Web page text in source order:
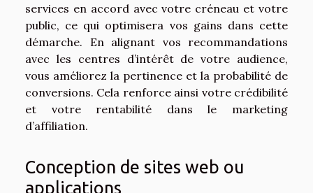
services en accord avec votre créneau et votre
public, ce qui optimisera vos gains dans cette
démarche. En alignant vos recommandations
avec les centres d’intérêt de votre audience,
vous améliorez la pertinence et la probabilité de
conversions. Cela renforce ainsi votre crédibilité
et votre rentabilité dans le marketing
d’affiliation.
Conception de sites web ou
applications